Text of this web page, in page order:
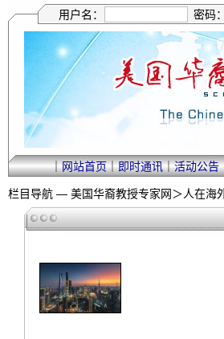
用户名： 密码：
｜网站首页｜即时通讯｜活动公告
栏目导航 — 美国华裔教授专家网＞人在海